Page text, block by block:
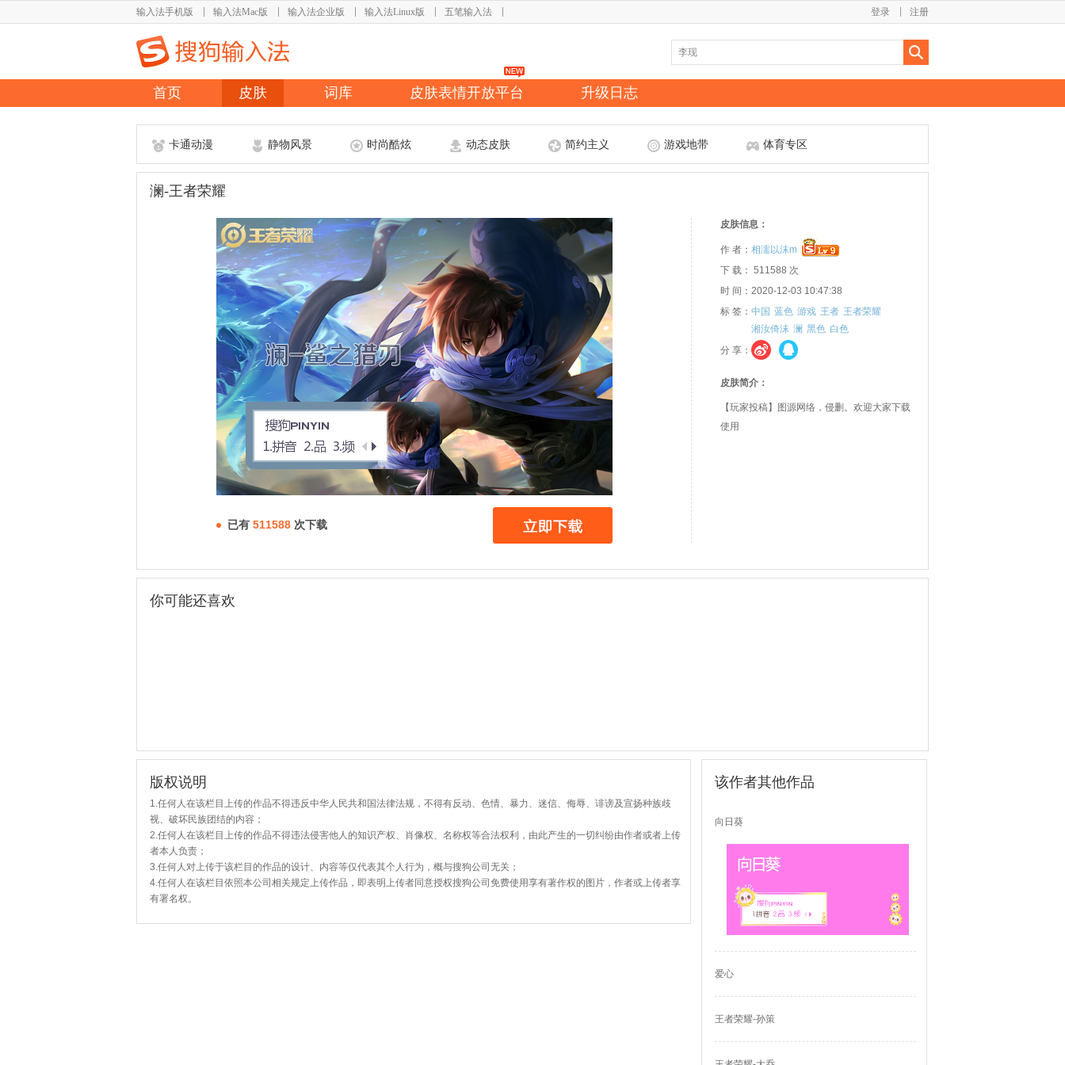
输入法手机版 输入法Mac版 输入法企业版 输入法Linux版 五笔输入法 注册
登录
首页 皮肤 词库 皮肤表情开放平台 升级日志
卡通动漫 静物风景 时尚酷炫 动态皮肤 简约主义 游戏地带 体育专区
澜-王者荣耀
已有 511588 次下载
皮肤信息：
作 者： 相濡以沫m
下 载： 511588 次
时 间：2020-12-03 10:47:38
标 签： 中国 蓝色 游戏 王者 王者荣耀
湘汝倚沫 澜 黑色 白色
分 享：
皮肤简介：
【玩家投稿】图源网络，侵删。欢迎大家下载
使用
你可能还喜欢
版权说明
1.任何人在该栏目上传的作品不得违反中华人民共和国法律法规，不得有反动、色情、暴力、迷信、侮辱、诽谤及宣扬种族歧
视、破坏民族团结的内容；
2.任何人在该栏目上传的作品不得违法侵害他人的知识产权、肖像权、名称权等合法权利，由此产生的一切纠纷由作者或者上传
者本人负责；
3.任何人对上传于该栏目的作品的设计、内容等仅代表其个人行为，概与搜狗公司无关；
4.任何人在该栏目依照本公司相关规定上传作品，即表明上传者同意授权搜狗公司免费使用享有著作权的图片，作者或上传者享
有署名权。
该作者其他作品
向日葵
爱心
王者荣耀-孙策